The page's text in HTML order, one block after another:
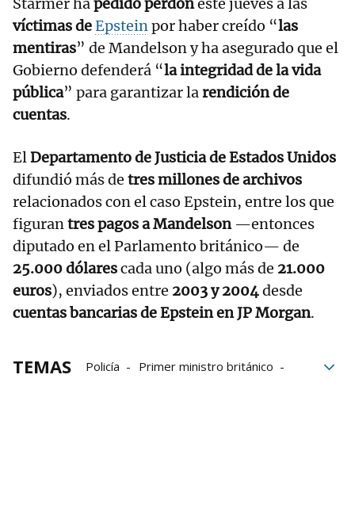
víctimas deEpsteinpor haber creído “las
mentiras” de Mandelson y ha asegurado que el
Gobierno defenderá “la integridad de la vida
pública” para garantizar larendición de
cuentas.
ElDepartamento de Justicia de Estados Unidos
difundió más de tres millones de archivos
relacionados con el caso Epstein, entre los que
figurantres pagos a Mandelson—entonces
diputado en el Parlamento británico— de
25.000 dólarescada uno (algo más de 21.000
euros), enviados entre 2003 y 2004desde
cuentas bancarias de Epstein en JP Morgan.
TEMAS Policía
Primer ministro británico